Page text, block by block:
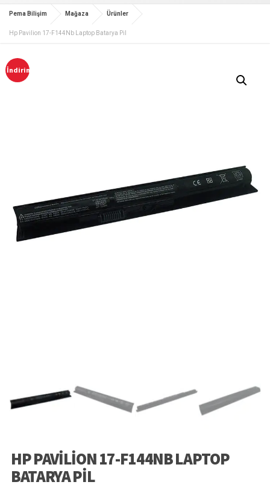
Pema Bilişim Mağaza Ürünler
Hp Pavilion 17-F144Nb Laptop Batarya Pil
İndirim!
HP PAVILION 17-F144NB LAPTOP
BATARYA PIL